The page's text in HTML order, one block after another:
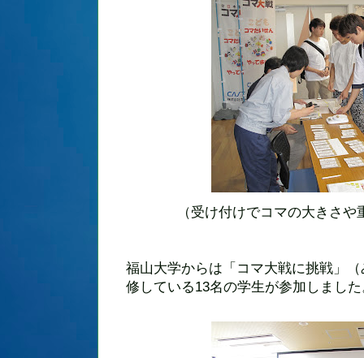
（受け付けでコマの大きさ
福山大学からは「コマ大戦に挑戦」
修している13名の学生が参加しまし